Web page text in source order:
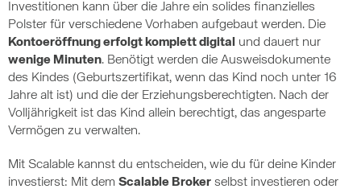
Investitionen kann über die Jahre ein solides finanzielles
Polster für verschiedene Vorhaben aufgebaut werden. Die
Kontoeröffnung erfolgt komplett digital
und dauert nur
wenige Minuten. Benötigt werden die Ausweisdokumente
des Kindes (Geburtszertifikat, wenn das Kind noch unter 16
Jahre alt ist) und die der Erziehungsberechtigten. Nach der
Volljährigkeit ist das Kind allein berechtigt, das angesparte
Vermögen zu verwalten.
Mit Scalable kannst du entscheiden, wie du für deine Kinder
investierst: Mit dem Scalable Broker selbst investieren oder